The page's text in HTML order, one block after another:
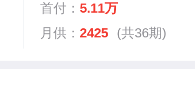
首付： 5.11万
月供： 2425 (共36期)